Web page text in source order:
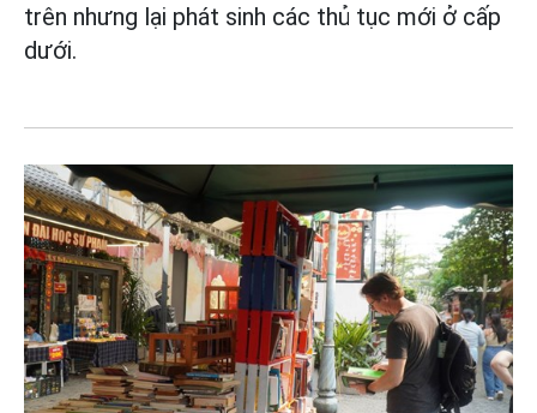
trên nhưng lại phát sinh các thủ tục mới ở cấp
dưới.